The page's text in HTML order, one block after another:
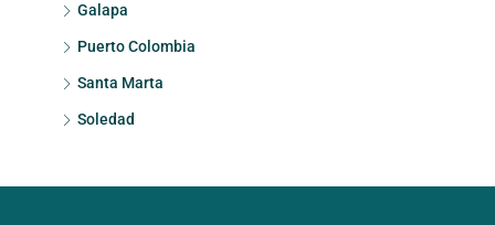
Galapa
Puerto Colombia
Santa Marta
Soledad